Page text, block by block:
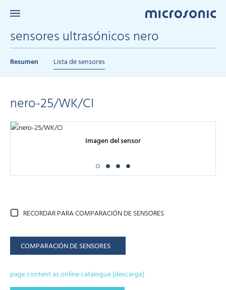
sensores ultrasónicos nero
Resumen Lista de sensores
nero-25/WK/CI
Imagen del sensor
RECORDAR PARA COMPARACIÓN DE SENSORES
COMPARACIÓN DE SENSORES
page content as online catalogue (descarga)